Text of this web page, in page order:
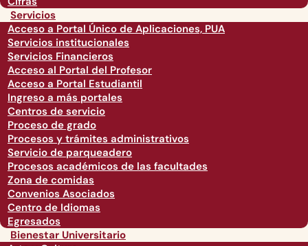
Servicios
Acceso a Portal Único de Aplicaciones, PUA
Servicios institucionales
Servicios Financieros
Acceso al Portal del Profesor
Acceso a Portal Estudiantil
Ingreso a más portales
Centros de servicio
Proceso de grado
Procesos y trámites administrativos
Servicio de parqueadero
Procesos académicos de las facultades
Zona de comidas
Convenios Asociados
Centro de Idiomas
Egresados
Bienestar Universitario